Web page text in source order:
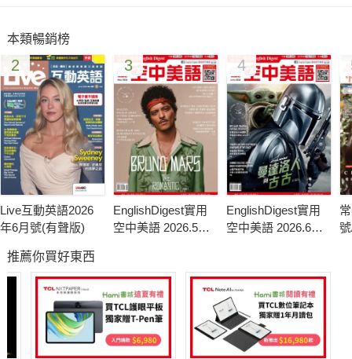
本類暢銷榜
2
Live互動英語2026
年6月號(有聲版)
3
EnglishDigest實用
空中美語 2026.5月
4
EnglishDigest實用
空中美語 2026.6月
推薦你買好東西